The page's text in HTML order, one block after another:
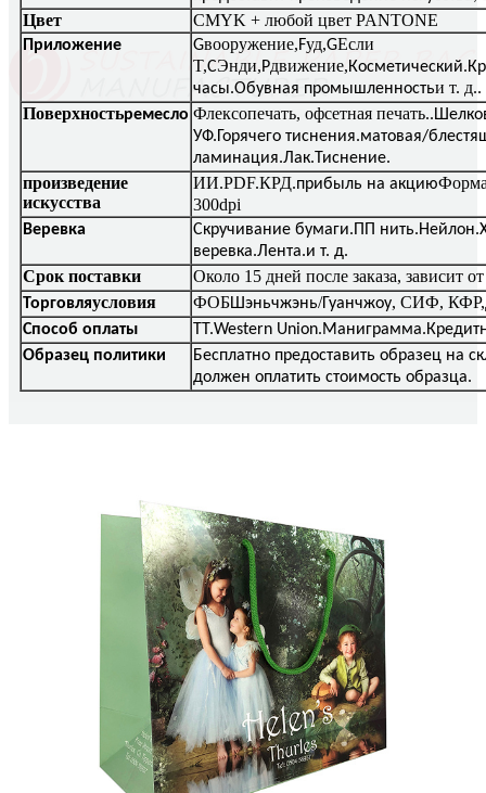
Цвет CMYK + любой цвет PANTONE
Приложение Gвооружение,Fуд,GЕсли
T,CЭнди,Pдвижение,
часы.Обувная промышленностьи т. д..
Поверхностьремесло Флексопечать, офсетная печать.
УФ.Горячего тиснения.матовая/
ламинация.Лак.Тиснение.
произведение
искусства
ИИ.PDF.КРД.прибыль на акцию
300dpi
Веревка
Скручивание бумаги.ПП
веревка.Лента.и т. д.
Срок поставки Около 15 дней после заказа, зависит
Торговляусловия ФОБШэньчжэнь/Гуанчжоу, СИФ, КФР,
Способ оплаты
ТТ.Western
Образец политики
Бесплатно предоставить образец на
должен оплатить стоимость образца.